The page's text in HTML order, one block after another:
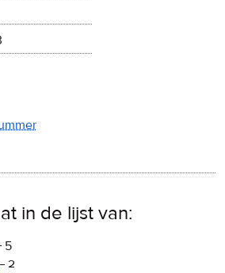
in de lijst van:
5
2